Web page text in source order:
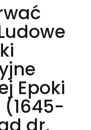
Epoki
(1645-